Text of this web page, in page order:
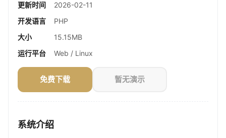
更新时间
2026-02-11
开发语言
PHP
大小
15.15MB
运行平台
Web / Linux
免费下载 暂无演示
系统介绍